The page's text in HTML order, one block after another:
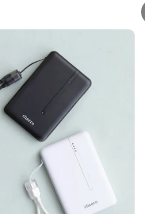
to C Fast Cable 240W
価格（内税）